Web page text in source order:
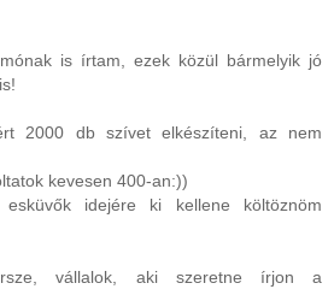
is írtam, ezek közül bármelyik jó
2000 db szívet elkészíteni, az nem
kevesen 400-an:))
idejére ki kellene költöznöm
vállalok, aki szeretne írjon a